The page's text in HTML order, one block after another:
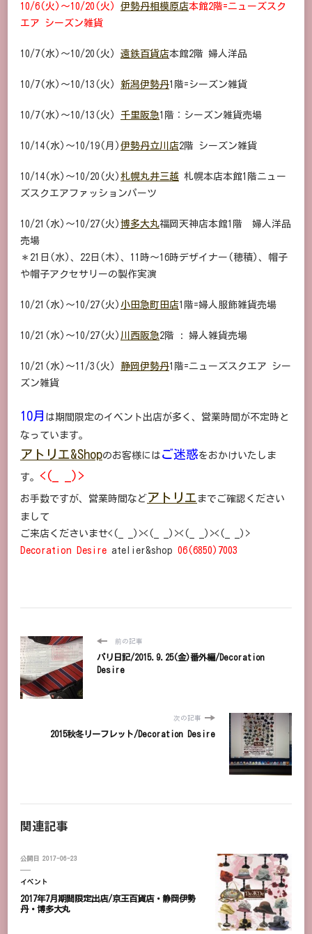
10/6(火)～10/20(火) 伊勢丹相模原店本館2階=ニューズスク
エア シーズン雑貨
10/7(水)～10/20(火) 遠鉄百貨店本館2階 婦人洋品
10/7(水)～10/13(火) 新潟伊勢丹1階=シーズン雑貨
10/7(水)～10/13(火) 千里阪急1階：シーズン雑貨売場
10/14(水)～10/19(月) 伊勢丹立川店2階 シーズン雑貨
10/14(水)～10/20(火) 札幌丸井三越 札幌本店本館1階ニュー
ズスクエアファッションパーツ
10/21(水)～10/27(火) 博多大丸福岡天神店本館1階 婦人洋品
売場
＊21日(水)、22日(木)、11時～16時デザイナー(穂積)、帽子
や帽子アクセサリーの製作実演
10/21(水)～10/27(火) 小田急町田店1階=婦人服飾雑貨売場
10/21(水)～10/27(火) 川西阪急2階 : 婦人雑貨売場
10/21(水)～11/3(火) 静岡伊勢丹1階=ニューズスクエア シー
ズン雑貨
10月 は期間限定のイベント出店が多く、営業時間が不定時と
なっています。
アトリエ&Shopのお客様には ご迷惑をおかけいたしま
す。 <(_ _)>
お手数ですが、営業時間など アトリエ までご確認ください
まして
ご来店くださいませ<(_ _)><(_ _)><(_ _)><(_ _)>
Decoration Desire atelier&shop 06(6850)7003
前の記事
パリ日記/2015.9.25(金)番外編/Decoration
Desire
次の記事
2015秋冬リーフレット/Decoration Desire
関連記事
公開日 2017-06-23
イベント
2017年7月期間限定出店/京王百貨店・静岡伊勢
丹・博多大丸